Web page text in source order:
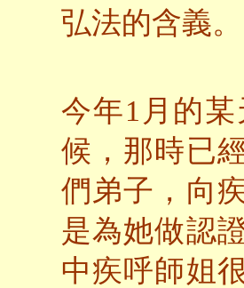
弘法的含義。
今年1月的
候，那時已
們弟子，向
是為她做認
中疾呼師姐